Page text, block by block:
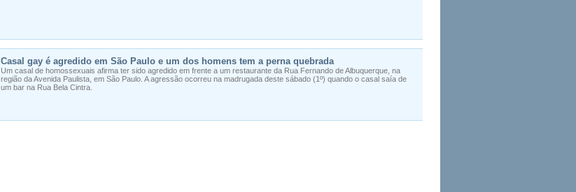
Casal gay é agredido em São Paulo e um dos homens tem a perna quebrada
Um casal de homossexuais afirma ter sido agredido em frente a um restaurante da Rua Fernando de Albuquerque, na
região da Avenida Paulista, em São Paulo. A agressão ocorreu na madrugada deste sábado (1º) quando o casal saía de
um bar na Rua Bela Cintra.